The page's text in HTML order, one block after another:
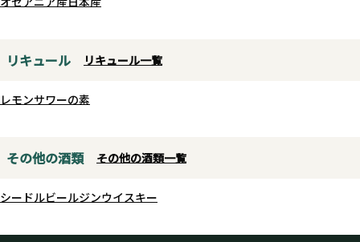
リキュール リキュール一覧
レモンサワーの素
その他の酒類 その他の酒類一覧
シードルビールジンウイスキー